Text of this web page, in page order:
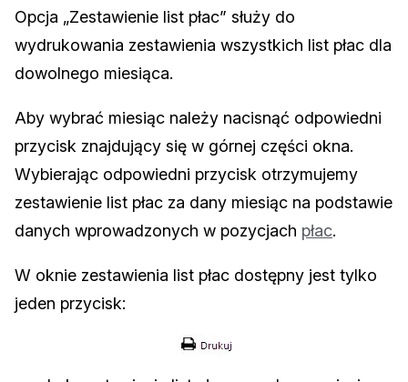
Opcja „Zestawienie list płac” służy do
wydrukowania zestawienia wszystkich list płac dla
dowolnego miesiąca.
Aby wybrać miesiąc należy nacisnąć odpowiedni
przycisk znajdujący się w górnej części okna.
Wybierając odpowiedni przycisk otrzymujemy
zestawienie list płac za dany miesiąc na podstawie
danych wprowadzonych w pozycjach płac.
W oknie zestawienia list płac dostępny jest tylko
jeden przycisk: